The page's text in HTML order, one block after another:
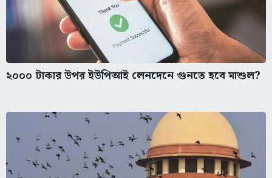
২০০০ টাকার উপর ইউপিআই লেনদেনে গুনতে হবে মাশুল?